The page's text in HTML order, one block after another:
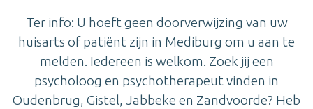
Ter info: U hoeft geen doorverwijzing van uw
huisarts of patiënt zijn in Mediburg om u aan te
melden. Iedereen is welkom. Zoek jij een
psycholoog en psychotherapeut vinden in
Oudenbrug, Gistel, Jabbeke en Zandvoorde? Heb